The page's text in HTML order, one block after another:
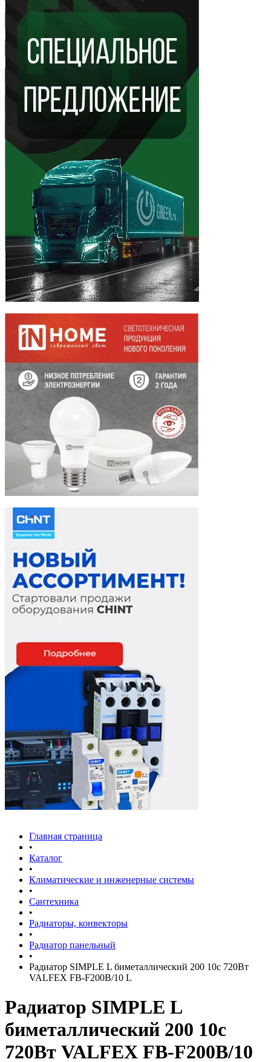
Главная страница
•
Каталог
•
Климатические и инженерные системы
•
Сантехника
•
Радиаторы, конвекторы
•
Радиатор панельный
•
Радиатор SIMPLE L биметаллический 200 10с 720Вт
VALFEX FB-F200B/10 L
Радиатор SIMPLE L
биметаллический 200 10с
720Вт VALFEX FB-F200B/10